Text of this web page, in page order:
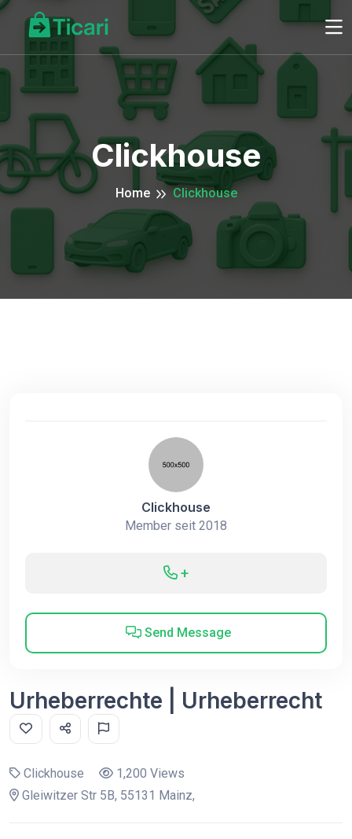
Clickhouse
Home Clickhouse
Clickhouse
Member seit 2018
+
Send Message
Urheberrechte | Urheberrecht
Clickhouse
1,200 Views
Gleiwitzer Str 5B, 55131 Mainz,